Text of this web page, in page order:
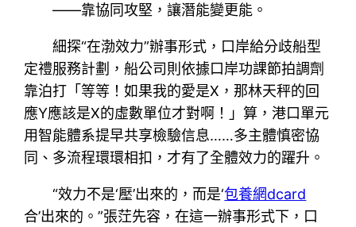
——靠協同攻堅，讓潛能變更能。
細探“在渤效力”辦事形式，口岸給分歧船型
定禮服務計劃，船公司則依據口岸功課節拍調劑
靠泊打「等等！如果我的愛是X，那林天秤的回
應Y應該是X的虛數單位才對啊！」算，港口單元
用智能體系提早共享檢驗信息……多主體慎密協
同、多流程環環相扣，才有了全體效力的躍升。
“效力不是‘壓’出來的，而是‘包養網dcard
合’出來的。”張茳先容，在這一辦事形式下，口